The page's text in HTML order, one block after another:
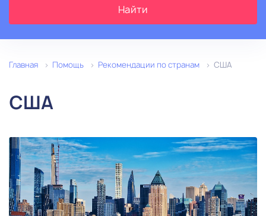
Главная Помощь Рекомендации по странам США
США